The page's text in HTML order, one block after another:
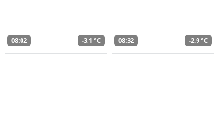
08:02 -3,1 °C 08:32 -2,9 °C